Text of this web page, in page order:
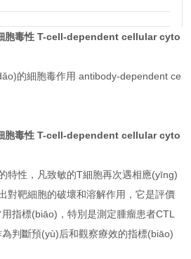
胞毒性 T-cell-dependent cellular cyto
的細胞毒作用 antibody-dependent ce
胞毒性 T-cell-dependent cellular cyto
特性，凡致敏的T細胞再次遇相應(yīng)
對靶細胞的破壞和溶解作用，它是評價
標(biāo)，特別是測定腫瘤患者CTL
判斷預(yù)后和觀察療效的指標(biāo)